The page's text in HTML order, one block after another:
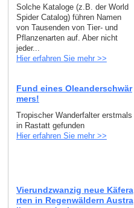
Solche Kataloge (z.B. der World
Spider Catalog) führen Namen
von Tausenden von Tier- und
Pflanzenarten auf. Aber nicht
jeder...
Hier erfahren Sie mehr >>
Fund eines Oleanderschwär
mers!
Tropischer Wanderfalter erstmals
in Rastatt gefunden
Hier erfahren Sie mehr >>
Vierundzwanzig neue Käfera
rten in Regenwäldern Austra